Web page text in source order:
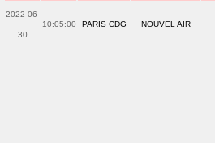
2022-06-
30
10:05:00 PARIS CDG NOUVEL AIR